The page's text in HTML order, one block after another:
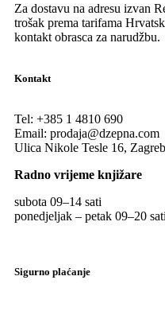
Za dostavu na adresu izvan
trošak prema tarifama
kontakt obrasca za narudžbu.
Kontakt
Tel: +385 1 4810 690
Email: prodaja@dzepna.com
Ulica Nikole Tesle 16,
Radno vrijeme knjižare
subota 09–14 sati
ponedjeljak – petak 09–20 sati
Sigurno plaćanje